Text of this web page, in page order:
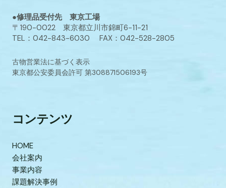
●修理品受付先 東京工場
〒190-0022 東京都立川市錦町6-11-21
TEL：042-843-6030 FAX：042-528-2805
古物営業法に基づく表示
東京都公安委員会許可 第308871506193号
コンテンツ
HOME
会社案内
事業内容
課題解決事例